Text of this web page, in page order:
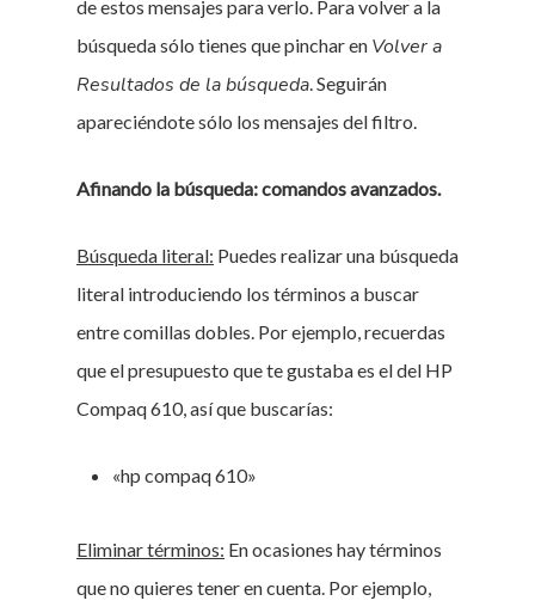
de estos mensajes para verlo. Para volver a la
búsqueda sólo tienes que pinchar en Volver a
Resultados de la búsqueda. Seguirán
apareciéndote sólo los mensajes del filtro.
Afinando la búsqueda: comandos avanzados.
Búsqueda literal: Puedes realizar una búsqueda
literal introduciendo los términos a buscar
entre comillas dobles. Por ejemplo, recuerdas
que el presupuesto que te gustaba es el del HP
Compaq 610, así que buscarías:
«hp compaq 610»
Eliminar términos: En ocasiones hay términos
que no quieres tener en cuenta. Por ejemplo,